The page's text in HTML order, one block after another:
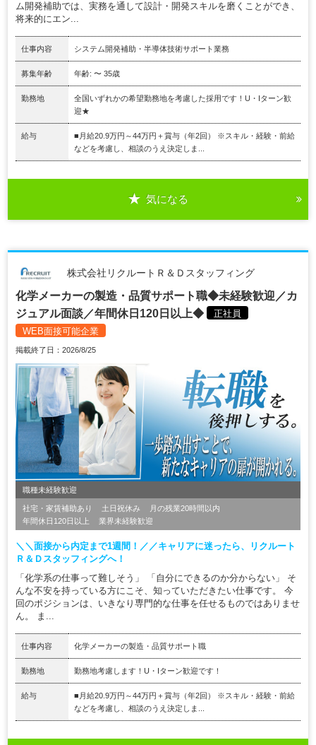
ム開発補助では、実務を通して設計・開発スキルを磨くことができ、
将来的にエン...
仕事内容 システム開発補助・半導体技術サポート業務
募集年齢 年齢: 〜 35歳
勤務地
全国いずれかの希望勤務地を考慮した採用です！U・Iターン歓
迎★
給与
■月給20.9万円～44万円＋賞与（年2回） ※スキル・経験・前給
などを考慮し、相談のうえ決定しま...
気になる
株式会社リクルートＲ＆Ｄスタッフィング
化学メーカーの製造・品質サポート職◆未経験歓迎／カ
ジュアル面談／年間休日120日以上◆
正社員
WEB面接可能企業
掲載終了日：2026/8/25
職種未経験歓迎
社宅・家賃補助あり 土日祝休み
月の残業20時間以内
年間休日120日以上
業界未経験歓迎
＼＼面接から内定まで1週間！／／キャリアに迷ったら、リクルート
Ｒ＆Ｄスタッフィングへ！
「化学系の仕事って難しそう」 「自分にできるのか分からない」 そ
んな不安を持っている方にこそ、知っていただきたい仕事です。 今
回のポジションは、いきなり専門的な仕事を任せるものではありませ
ん。 ま...
仕事内容 化学メーカーの製造・品質サポート職
勤務地 勤務地考慮します！U・Iターン歓迎です！
給与
■月給20.9万円～44万円＋賞与（年2回） ※スキル・経験・前給
などを考慮し、相談のうえ決定しま...